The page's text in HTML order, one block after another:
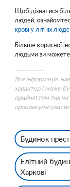
Щоб дізнатися
людей,
крові у літніх
Більше корисної
людьми ви можете
------------
Вся інформація,
характер і може
прийняттям тих чи
Будинок
Елітний
Харкові